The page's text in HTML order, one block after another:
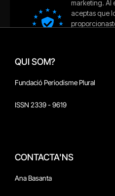
QUI SOM?
Fundació Periodisme Plural
ISSN 2339 - 9619
CONTACTA'NS
Ana Basanta